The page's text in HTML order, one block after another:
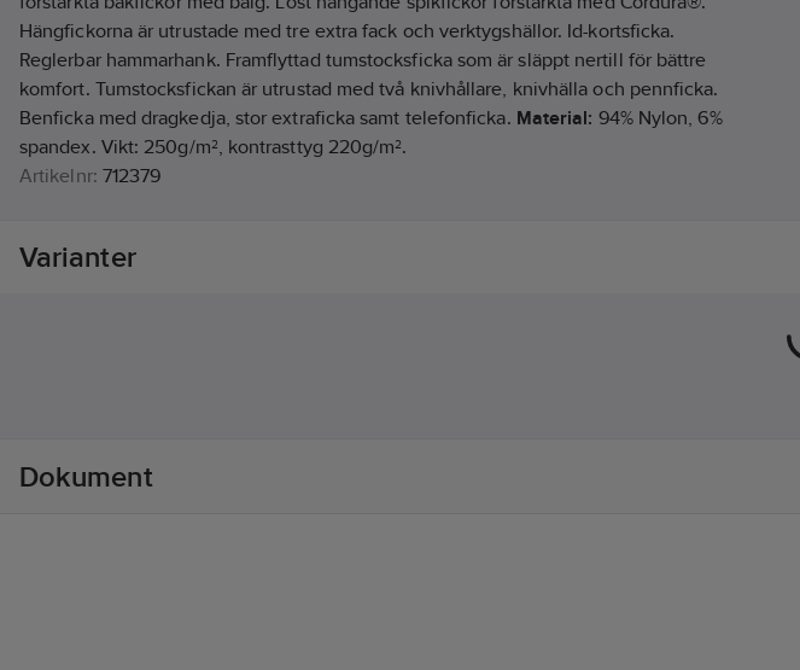
Hängfickorna är utrustade med tre extra fack och verktygshällor. Id-kortsficka.
Reglerbar hammarhank. Framflyttad tumstocksficka som är släppt nertill för bättre
komfort. Tumstocksfickan är utrustad med två knivhållare, knivhälla och pennficka.
Benficka med dragkedja, stor extraficka samt telefonficka. Material: 94% Nylon, 6%
spandex. Vikt: 250g/m², kontrasttyg 220g/m².
Artikelnr: 712379
Materialklass
Varianter
Dokument